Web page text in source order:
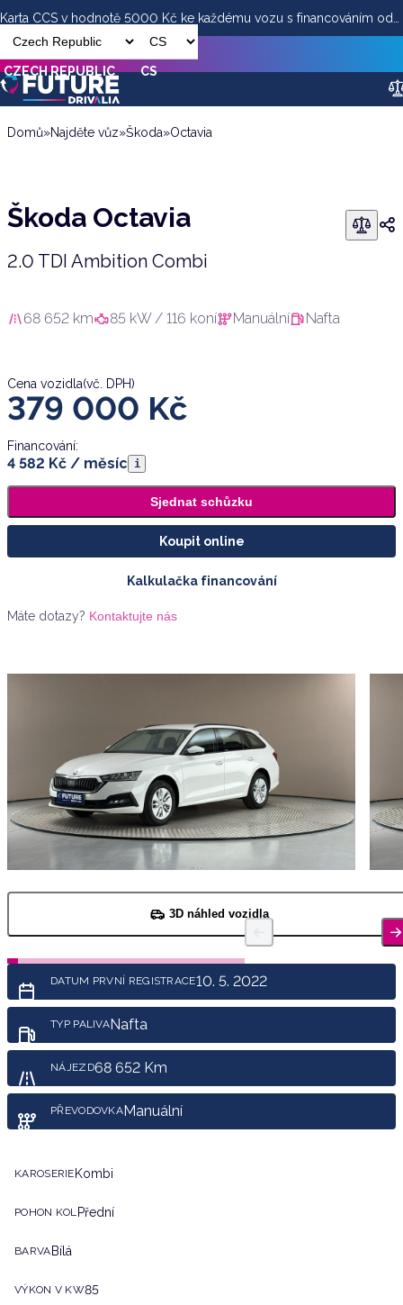
Karta CCS v hodnotě 5000 Kč ke každému vozu s financováním od
ESSOX
CZECH REPUBLIC CS
Škoda Octavia
379 000Kč(vč. DPH)
Domů»Najděte vůz»Škoda»Octavia
Škoda Octavia
2.0 TDI Ambition Combi
68 652 km 85 kW / 116 koní Manuální Nafta
Cena vozidla(vč. DPH)
379 000 Kč
Financování:
4 582 Kč / měsíc i
Sjednat schůzku
Koupit online
Kalkulačka financování
Máte dotazy? Kontaktujte nás
3D náhled vozidla
DATUM PRVNÍ REGISTRACE10. 5. 2022
TYP PALIVANafta
NÁJEZD68 652 Km
PŘEVODOVKAManuální
KAROSERIE Kombi
POHON KOL Přední
BARVA Bílá
VÝKON V KW85